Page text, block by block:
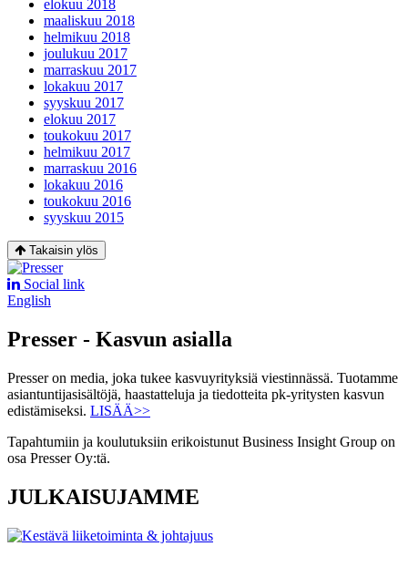
elokuu 2018
maaliskuu 2018
helmikuu 2018
joulukuu 2017
marraskuu 2017
lokakuu 2017
syyskuu 2017
elokuu 2017
toukokuu 2017
helmikuu 2017
marraskuu 2016
lokakuu 2016
toukokuu 2016
syyskuu 2015
Takaisin ylös
Social link
English
Presser - Kasvun asialla
Presser on media, joka tukee kasvuyrityksiä viestinnässä. Tuotamme
asiantuntijasisältöjä, haastatteluja ja tiedotteita pk-yritysten kasvun
edistämiseksi. LISÄÄ>>
Tapahtumiin ja koulutuksiin erikoistunut Business Insight Group on
osa Presser Oy:tä.
JULKAISUJAMME